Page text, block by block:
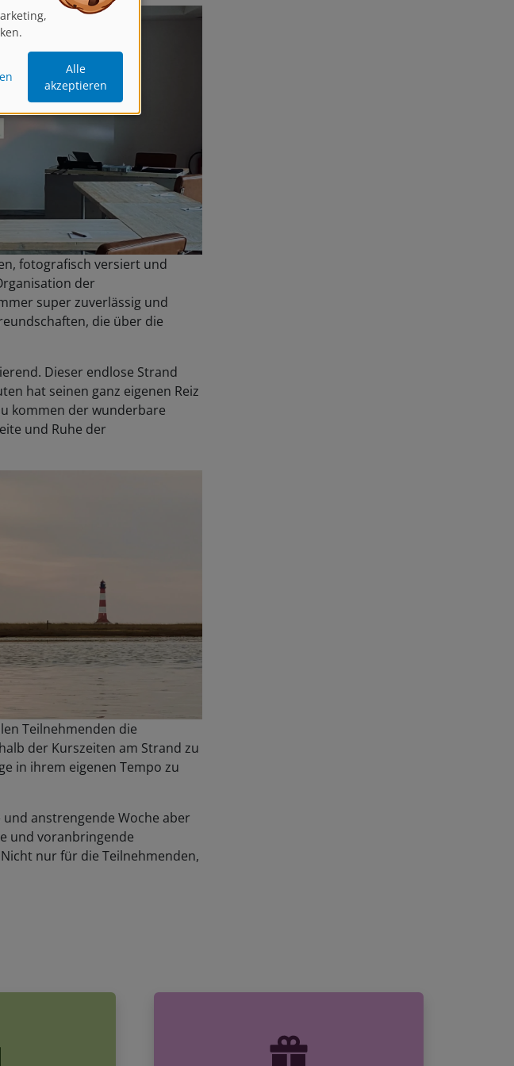
fotografisch versiert und
der
super zuverlässig und
die über die
hat seinen ganz eigenen Reiz
kommen der wunderbare
und Ruhe der
Teilnehmenden die
der Kurszeiten am Strand zu
in ihrem eigenen Tempo zu
und voranbringende
nur für die Teilnehmenden,
Alle
akzeptieren